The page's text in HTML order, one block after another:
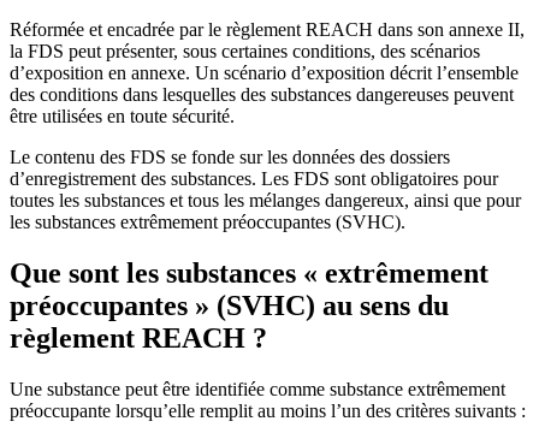
Réformée et encadrée par le règlement REACH dans son annexe II,
la FDS peut présenter, sous certaines conditions, des scénarios
d’exposition en annexe. Un scénario d’exposition décrit l’ensemble
des conditions dans lesquelles des substances dangereuses peuvent
être utilisées en toute sécurité.
Le contenu des FDS se fonde sur les données des dossiers
d’enregistrement des substances. Les FDS sont obligatoires pour
toutes les substances et tous les mélanges dangereux, ainsi que pour
les substances extrêmement préoccupantes (SVHC).
Que sont les substances « extrêmement
préoccupantes » (SVHC) au sens du
règlement REACH ?
Une substance peut être identifiée comme substance extrêmement
préoccupante lorsqu’elle remplit au moins l’un des critères suivants :